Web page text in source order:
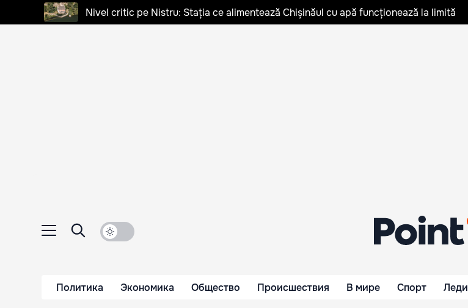
Nivel critic pe Nistru: Stația ce alimentează Chișinăul cu apă funcționează la limită
Политика Экономика Общество Происшествия В мире Спорт Леди